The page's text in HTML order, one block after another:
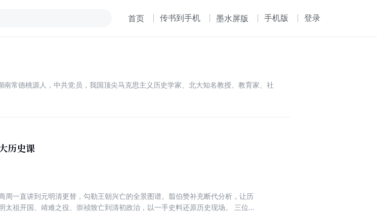
首页 传书到手机 墨水屏版 手机版 登录
常德桃源人，中共党员，我国顶尖马克思主义历史学家、北大知名教授、教育家、社
历史课
周一直讲到元明清更替，勾勒王朝兴亡的全景图谱。翦伯赞补充断代分析，让历
太祖开国、靖难之役、崇祯致亡到清初政治，以一手史料还原历史现场。 三位史